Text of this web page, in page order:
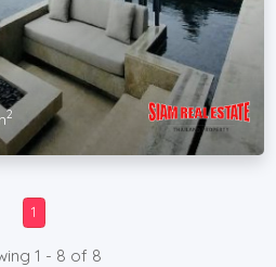
2
1
1 - 8 of 8